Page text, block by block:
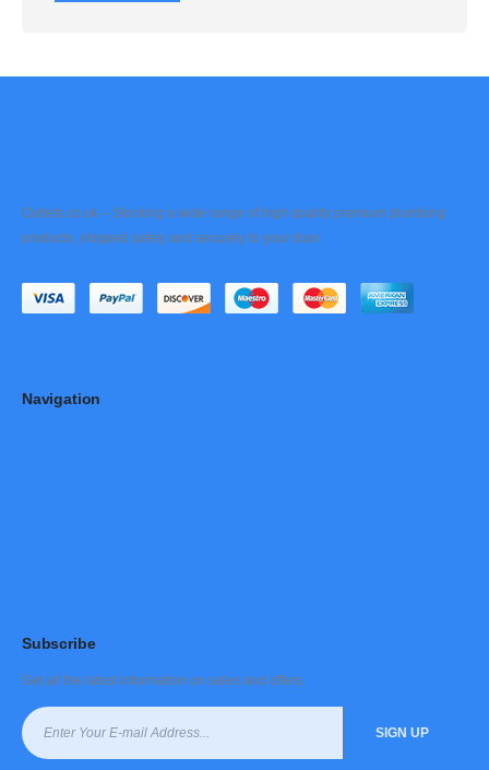
Outlets.co.uk – Stocking a wide range of high quality premium plumbing
products, shipped safely and securely to your door.
Navigation
Subscribe
Get all the latest information on sales and offers.